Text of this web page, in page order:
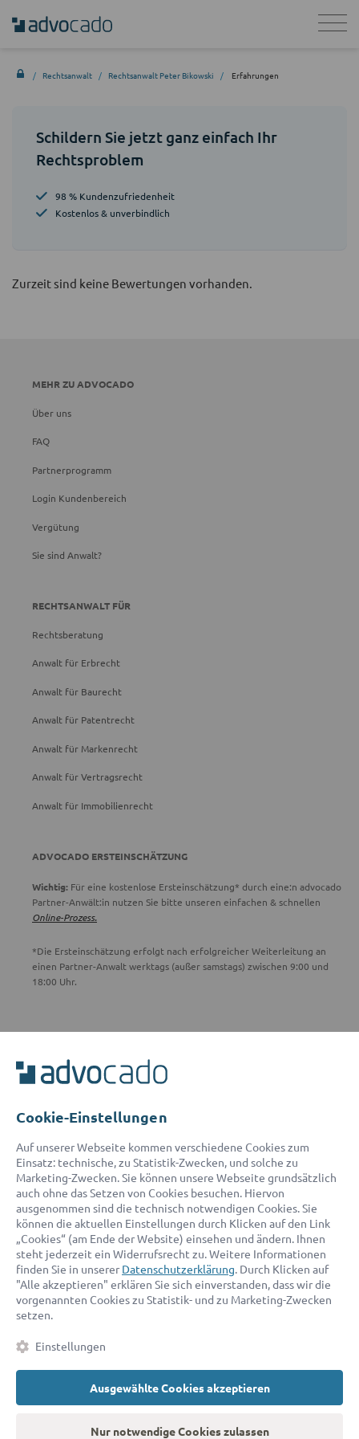
Rechtsanwalt Rechtsanwalt Peter Bikowski Erfahrungen
Schildern Sie jetzt ganz einfach Ihr
Rechtsproblem
98 % Kundenzufriedenheit
Kostenlos & unverbindlich
Zurzeit sind keine Bewertungen vorhanden.
MEHR ZU ADVOCADO
Über uns
FAQ
Partnerprogramm
Login Kundenbereich
Vergütung
Sie sind Anwalt?
RECHTSANWALT FÜR
Rechtsberatung
Anwalt für Erbrecht
Anwalt für Baurecht
Anwalt für Patentrecht
Anwalt für Markenrecht
Anwalt für Vertragsrecht
Anwalt für Immobilienrecht
ADVOCADO ERSTEINSCHÄTZUNG
Wichtig: Für eine kostenlose Ersteinschätzung* durch eine:n advocado
Partner-Anwält:in nutzen Sie bitte unseren einfachen & schnellen
Online-Prozess.
*Die Ersteinschätzung erfolgt nach erfolgreicher Weiterleitung an
einen Partner-Anwalt werktags (außer samstags) zwischen 9:00 und
18:00 Uhr.
Unser Serviceteam ist von 8:00 bis 17:00 Uhr für Sie erreichbar.
E-Mail:
service@advocado.com
© 2026 advocado - einfach online den passenden Rechtsanwalt finden
Auszeichnungen:
KontaktDatenschutzImpressumFaktenAGB
CookiesBarrierefreiheitserklärung
Cookie-Einstellungen
Auf unserer Webseite kommen verschiedene Cookies zum
Einsatz: technische, zu Statistik-Zwecken, und solche zu
Marketing-Zwecken. Sie können unsere Webseite grundsätzlich
auch ohne das Setzen von Cookies besuchen. Hiervon
ausgenommen sind die technisch notwendigen Cookies. Sie
können die aktuellen Einstellungen durch Klicken auf den Link
„Cookies“ (am Ende der Website) einsehen und ändern. Ihnen
steht jederzeit ein Widerrufsrecht zu. Weitere Informationen
finden Sie in unserer Datenschutzerklärung. Durch Klicken auf
"Alle akzeptieren" erklären Sie sich einverstanden, dass wir die
vorgenannten Cookies zu Statistik- und zu Marketing-Zwecken
setzen.
Einstellungen
Ausgewählte Cookies akzeptieren
Nur notwendige Cookies zulassen